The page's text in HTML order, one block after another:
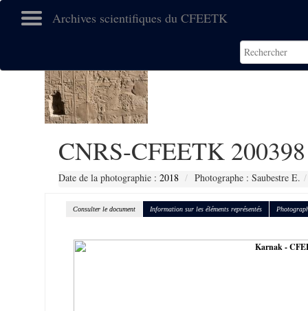
Archives scientifiques du CFEETK
CNRS-CFEETK 200398
Date de la photographie : 2018 Photographe : Saubestre E.
Consulter le document Information sur les éléments représentés